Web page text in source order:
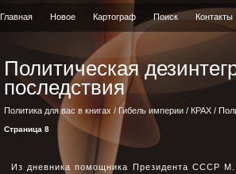
Главная Новое Картограф Поиск Контакты
Политическая
последствия
Политика для вас в книгах /Гибель империи / КРАХ /
Страница 8
Из дневника помощника Президента СССР